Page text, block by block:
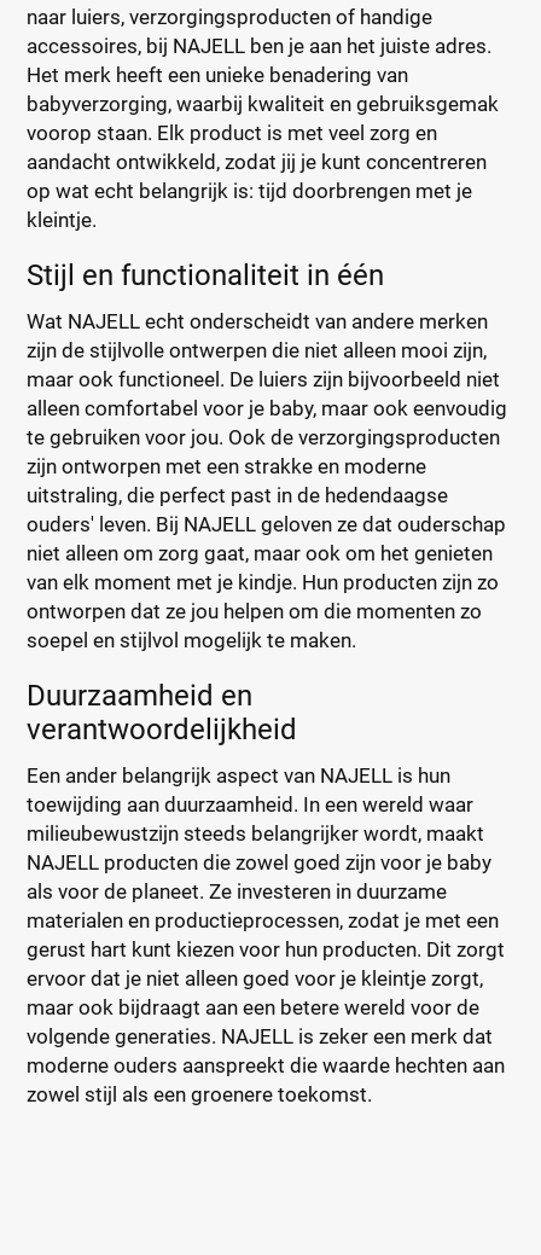
naar luiers, verzorgingsproducten of handige
accessoires, bij NAJELL ben je aan het juiste adres.
Het merk heeft een unieke benadering van
babyverzorging, waarbij kwaliteit en gebruiksgemak
voorop staan. Elk product is met veel zorg en
aandacht ontwikkeld, zodat jij je kunt concentreren
op wat echt belangrijk is: tijd doorbrengen met je
kleintje.
Stijl en functionaliteit in één
Wat NAJELL echt onderscheidt van andere merken
zijn de stijlvolle ontwerpen die niet alleen mooi zijn,
maar ook functioneel. De luiers zijn bijvoorbeeld niet
alleen comfortabel voor je baby, maar ook eenvoudig
te gebruiken voor jou. Ook de verzorgingsproducten
zijn ontworpen met een strakke en moderne
uitstraling, die perfect past in de hedendaagse
ouders' leven. Bij NAJELL geloven ze dat ouderschap
niet alleen om zorg gaat, maar ook om het genieten
van elk moment met je kindje. Hun producten zijn zo
ontworpen dat ze jou helpen om die momenten zo
soepel en stijlvol mogelijk te maken.
Duurzaamheid en
verantwoordelijkheid
Een ander belangrijk aspect van NAJELL is hun
toewijding aan duurzaamheid. In een wereld waar
milieubewustzijn steeds belangrijker wordt, maakt
NAJELL producten die zowel goed zijn voor je baby
als voor de planeet. Ze investeren in duurzame
materialen en productieprocessen, zodat je met een
gerust hart kunt kiezen voor hun producten. Dit zorgt
ervoor dat je niet alleen goed voor je kleintje zorgt,
maar ook bijdraagt aan een betere wereld voor de
volgende generaties. NAJELL is zeker een merk dat
moderne ouders aanspreekt die waarde hechten aan
zowel stijl als een groenere toekomst.